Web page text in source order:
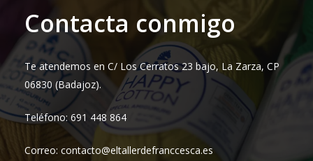
Contacta conmigo
Te atendemos en C/ Los Cerratos 23 bajo, La Zarza, CP
06830 (Badajoz).
Teléfono: 691 448 864
Correo: contacto@eltallerdefranccesca.es